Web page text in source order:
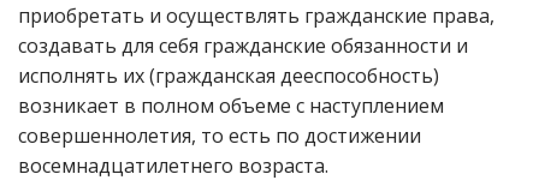
приобретать и осуществлять гражданские права,
создавать для себя гражданские обязанности и
исполнять их (гражданская дееспособность)
возникает в полном объеме с наступлением
совершеннолетия, то есть по достижении
восемнадцатилетнего возраста.